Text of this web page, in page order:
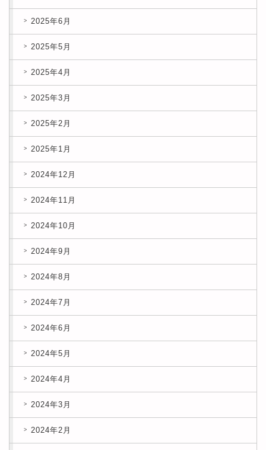
2025年6月
2025年5月
2025年4月
2025年3月
2025年2月
2025年1月
2024年12月
2024年11月
2024年10月
2024年9月
2024年8月
2024年7月
2024年6月
2024年5月
2024年4月
2024年3月
2024年2月